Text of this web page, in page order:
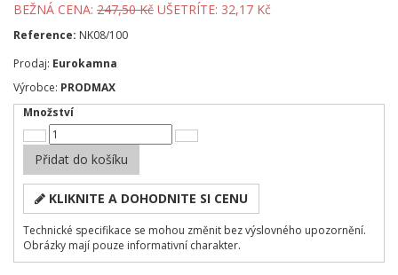
BEŽNÁ CENA: 247,50 Kč UŠETRÍTE: 32,17 Kč
Reference: NK08/100
Prodaj: Eurokamna
Výrobce: PRODMAX
Množství
Přidat do košíku
KLIKNITE A DOHODNITE SI CENU
Technické specifikace se mohou změnit bez výslovného upozornění.
Obrázky mají pouze informativní charakter.